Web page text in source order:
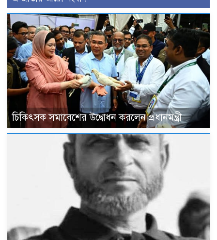
চিকিৎসক সমাবেশের উদ্বোধন করলেন প্রধানমন্ত্রী